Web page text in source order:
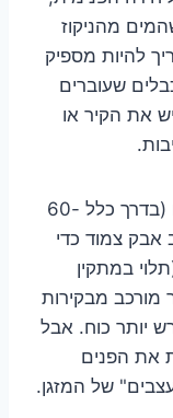
מהניקוז
להיות מספיק
שעוברים
את הקיר או
הקידוח עצמו דורש מקדח כוס מתאים (בדרך כלל 60-
אבק צמוד כדי
במתקין
מורכב מבקירות
יותר כוח. אבל
את הפנים
של המזגן.